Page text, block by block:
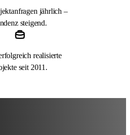
jährlich –
steigend.
realisierte
seit 2011.